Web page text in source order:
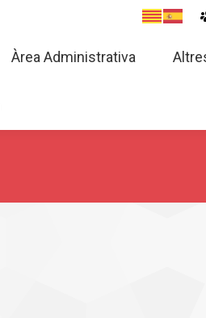
Àrea Administrativa
Àrea Administrativa